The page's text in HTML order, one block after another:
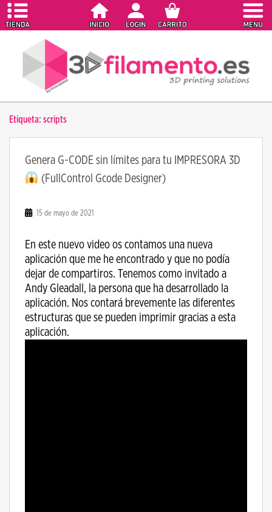
Etiqueta: scripts
Genera G-CODE sin límites para tu IMPRESORA 3D
(FullControl Gcode Designer)
15 de mayo de 2021
En este nuevo video os contamos una nueva
aplicación que me he encontrado y que no podía
dejar de compartiros. Tenemos como invitado a
Andy Gleadall, la persona que ha desarrollado la
aplicación. Nos contará brevemente las diferentes
estructuras que se pueden imprimir gracias a esta
aplicación.